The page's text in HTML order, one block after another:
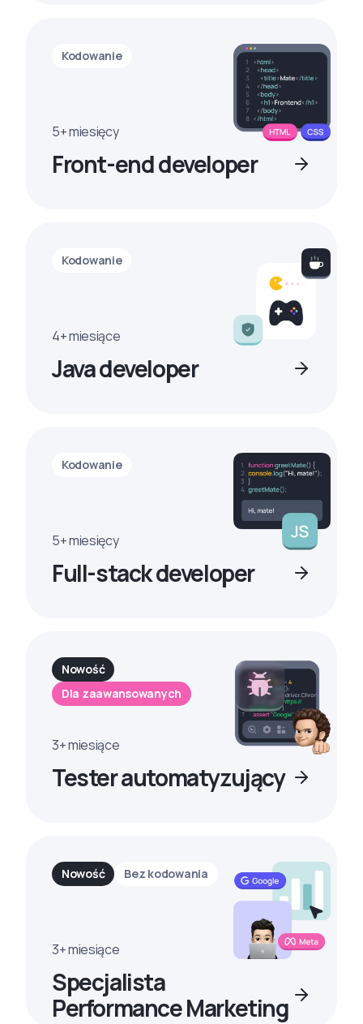
Kodowanie
5+ miesięcy
Front-end developer
Kodowanie
4+ miesiące
Java developer
Kodowanie
5+ miesięcy
Full-stack developer
Nowość
Dla zaawansowanych
3+ miesiące
Tester automatyzujący
Nowość Bez kodowania
3+ miesiące
Specjalista
Performance Marketing